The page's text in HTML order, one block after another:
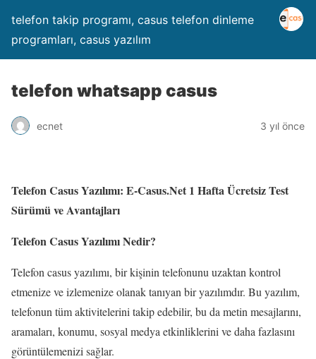
telefon takip programı, casus telefon dinleme
programları, casus yazılım
telefon whatsapp casus
ecnet 3 yıl önce
Telefon Casus Yazılımı: E-Casus.Net 1 Hafta Ücretsiz Test
Sürümü ve Avantajları
Telefon Casus Yazılımı Nedir?
Telefon casus yazılımı, bir kişinin telefonunu uzaktan kontrol
etmenize ve izlemenize olanak tanıyan bir yazılımdır. Bu yazılım,
telefonun tüm aktivitelerini takip edebilir, bu da metin mesajlarını,
aramaları, konumu, sosyal medya etkinliklerini ve daha fazlasını
görüntülemenizi sağlar.